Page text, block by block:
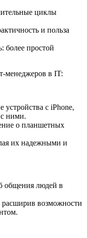
циклы
и польза
более простой
менеджеров в IT:
с iPhone,
с ними.
о планшетных
их надежными и
общения людей в
возможности